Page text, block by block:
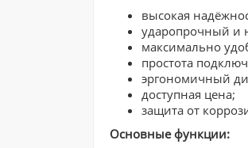
высокая
ударопрочный и
максимально
простота
эргономичный
доступная цена;
защита от
Основные функции: